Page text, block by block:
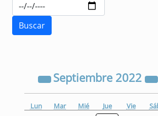
Septiembre 2022
Lun Mar Mié Jue Vie